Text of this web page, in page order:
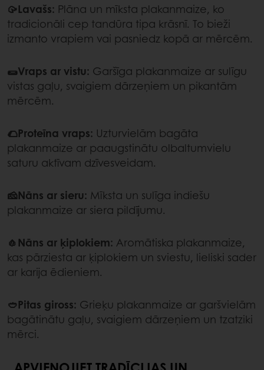
🥠Lavašs: Plāna un mīksta plakanmaize, ko
tradicionāli cep tandūra tipa krāsnī. To bieži
izmanto vrapiem vai pasniedz kopā ar mērcēm.
🌯Vraps ar vistu: Garšīga plakanmaize ar sulīgu
vistas gaļu, svaigiem dārzeņiem un pikantām
mērcēm.
🌮Proteīna vraps: Uzturvielām bagāta
plakanmaize ar paaugstinātu olbaltumvielu
saturu aktīvam dzīvesveidam.
🧀Nāns ar sieru: Mīksta un sulīga indiešu
plakanmaize ar siera pildījumu.
🧄Nāns ar ķiplokiem: Aromātiska plakanmaize,
kas pārziesta ar ķiplokiem un sviestu, lieliski sader
ar karija ēdieniem.
🥙Pitas giross: Grieķu plakanmaize ar garšvielām
bagātinātu gaļu, svaigiem dārzeņiem un tzatziki
mērci.